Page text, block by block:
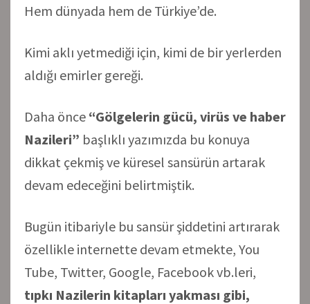
Hem dünyada hem de Türkiye’de.
Kimi aklı yetmediği için, kimi de bir yerlerden
aldığı emirler gereği.
Daha önce “Gölgelerin gücü, virüs ve haber
Nazileri” başlıklı yazımızda bu konuya
dikkat çekmiş ve küresel sansürün artarak
devam edeceğini belirtmiştik.
Bugün itibariyle bu sansür şiddetini artırarak
özellikle internette devam etmekte, You
Tube, Twitter, Google, Facebook vb.leri,
tıpkı Nazilerin kitapları yakması gibi,